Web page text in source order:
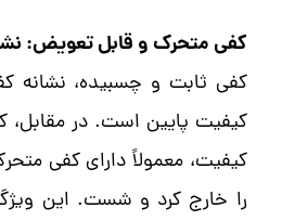
کفی متحرک و قابل تعویض:
کفی ثابت و چسبیده، نشانه
کیفیت پایین است. در مقابل،
کیفیت، معمولاً دارای کفی
را خارج کرد و شست. این